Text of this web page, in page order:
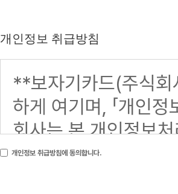
개인정보 취급방침
개인정보 취급방침에 동의합니다.